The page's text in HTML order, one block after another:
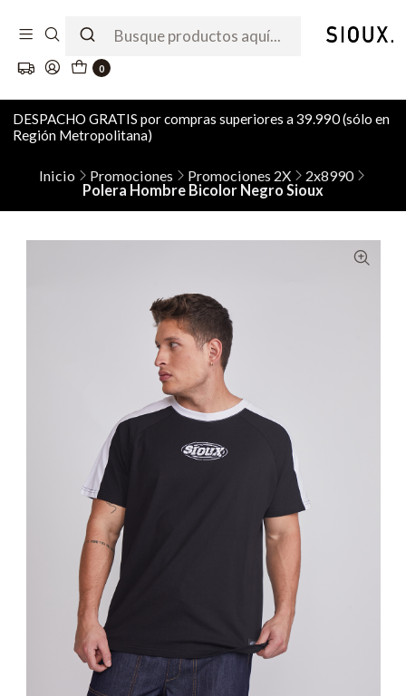
0
DESPACHO GRATIS por compras superiores a 39.990 (sólo en
Región Metropolitana)
Inicio Promociones Promociones 2X
2x8990
Polera Hombre Bicolor Negro Sioux